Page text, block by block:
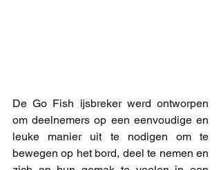
De Go Fish ijsbreker werd ontworpen
om deelnemers op een eenvoudige en
leuke manier uit te nodigen om te
bewegen op het bord, deel te nemen en